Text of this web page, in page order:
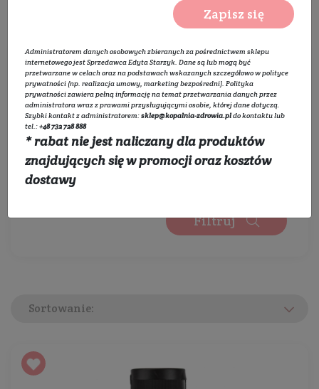
Wybierz zakres cen:
0 zł 450 zł
Wybierz kategorie:
Rozwiń listę
Filtruj
Sortowanie:
Zapisz się
Administratorem danych osobowych zbieranych za pośrednictwem sklepu
internetowego jest Sprzedawca Edyta Starzyk. Dane są lub mogą być
przetwarzane w celach oraz na podstawach wskazanych szczegółowo wpolityce
prywatności (np. realizacja umowy, marketing bezpośredni). Polityka
prywatnościzawiera pełną informację na temat przetwarzania danych przez
administratora wraz z prawami przysługującymi osobie, której dane dotyczą.
Szybki kontakt z administratorem:sklep@kopalnia-zdrowia.pldo kontaktu lub
tel.:+48 732 728 888
* rabat nie jest naliczany dla produktów
znajdujących się w promocji oraz kosztów
dostawy